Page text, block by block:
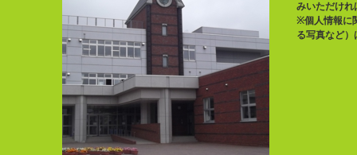
みいただけれ
※個人情報に
る写真など